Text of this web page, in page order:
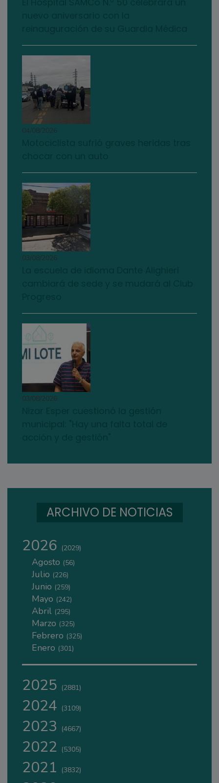
04/08/2026
03/08/2026
03/08/2026
ARCHIVO DE NOTICIAS
2026 (2029)
Agosto (56)
Julio (226)
Junio (259)
Mayo (242)
Abril (295)
Marzo (325)
Febrero (325)
Enero (301)
2025 (2881)
2024 (3109)
2023 (4667)
2022 (5305)
2021 (3832)